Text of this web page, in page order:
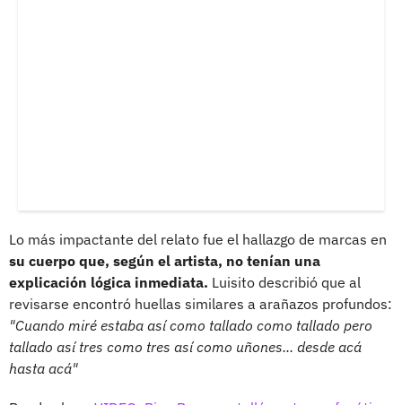
Lo más impactante del relato fue el hallazgo de marcas en
su cuerpo que, según el artista, no tenían una
explicación lógica inmediata. Luisito describió que al
revisarse encontró huellas similares a arañazos profundos:
"Cuando miré estaba así como tallado como tallado pero
tallado así tres como tres así como uñones... desde acá
hasta acá"